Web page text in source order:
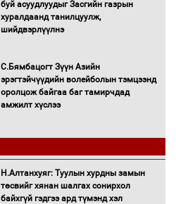
буй асуудлуудыг Засгийн газрын
хуралдаанд танилцуулж,
шийдвэрлүүлнэ
С.Бямбацогт Зүүн Азийн
эрэгтэйчүүдийн волейболын тэмцээнд
оролцож байгаа баг тамирчдад
амжилт хүслээ
Автобензин, дизель түлшний онцгой
албан татварыг тэглэлээ
Н.Алтанхуяг: Туулын хурдны замын
төсвийг хянан шалгах сонирхол
байхгүй гэдгээ ард түмэнд хэл